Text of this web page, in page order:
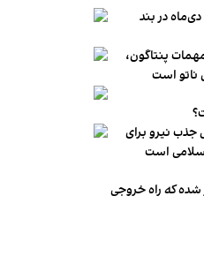
در بند
پنتاگون،
ناتو‌ است
جذب نیرو برای
است
شده که راه خروجی